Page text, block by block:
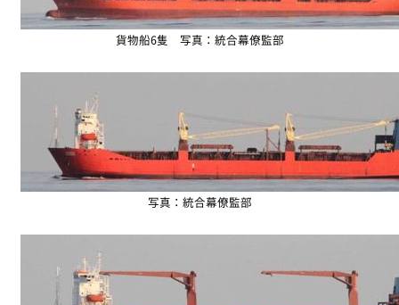
貨物船6隻 写真：統合幕僚監部
写真：統合幕僚監部